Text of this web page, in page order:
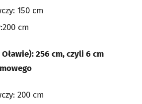
150 cm
cm
256 cm, czyli 6 cm
200 cm